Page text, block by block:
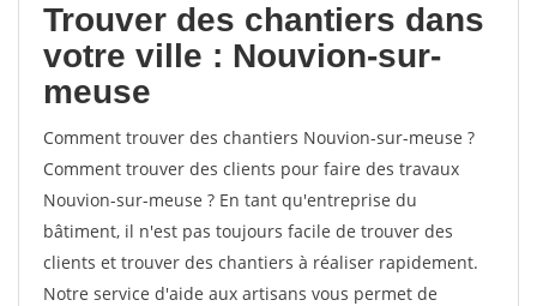
Trouver des chantiers dans
votre ville : Nouvion-sur-
meuse
Comment trouver des chantiers Nouvion-sur-meuse ?
Comment trouver des clients pour faire des travaux
Nouvion-sur-meuse ? En tant qu'entreprise du
bâtiment, il n'est pas toujours facile de trouver des
clients et trouver des chantiers à réaliser rapidement.
Notre service d'aide aux artisans vous permet de